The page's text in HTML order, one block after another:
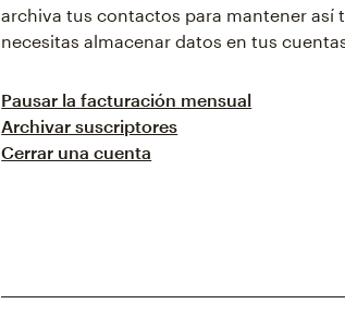
archiva tus contactos para mantener así
necesitas almacenar datos en tus
Pausar la facturación mensual
Archivar suscriptores
Cerrar una cuenta